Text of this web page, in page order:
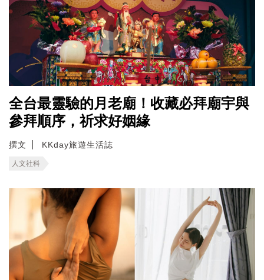
全台最靈驗的月老廟！收藏必拜廟宇與
參拜順序，祈求好姻緣
撰文 KKday旅遊生活誌
人文社科